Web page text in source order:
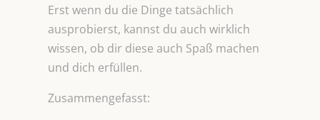
Erst wenn du die Dinge tatsächlich
ausprobierst, kannst du auch wirklich
wissen, ob dir diese auch Spaß machen
und dich erfüllen.
Zusammengefasst: